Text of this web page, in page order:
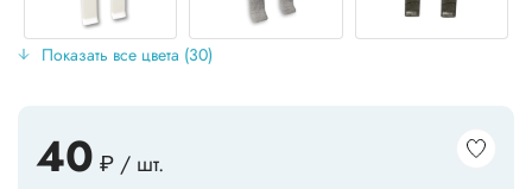
Показать все цвета (30)
40 ₽ / шт.